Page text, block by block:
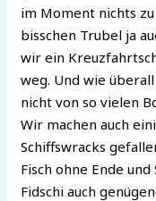
im Moment nichts
bisschen Trubel ja
wir ein
weg. Und wie
nicht von so vielen
Wir machen auch
Schiffswracks
Fisch ohne Ende
Fidschi auch